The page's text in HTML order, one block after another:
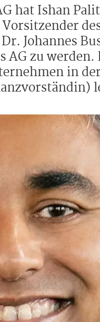
hat Ishan
Johannes
AG zu
in